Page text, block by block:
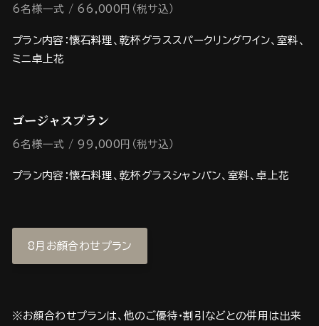
6名様一式 66,000円（税サ込）
プラン内容：懐石料理、乾杯グラススパークリングワイン、室料、
ミニ卓上花
ゴージャスプラン
6名様一式 99,000円（税サ込）
プラン内容：懐石料理、乾杯グラスシャンパン、室料、卓上花
8月お顔合わせプラン
※お顔合わせプランは、他のご優待・割引などとの併用は出来